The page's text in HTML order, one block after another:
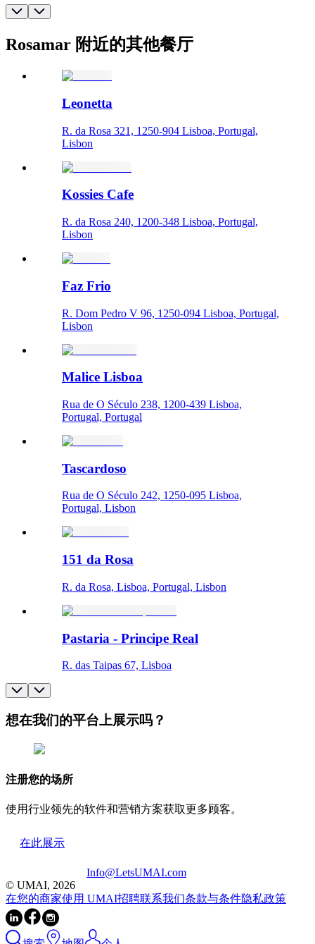
Rosamar 附近的其他餐厅
Leonetta
R. da Rosa 321, 1250-904 Lisboa, Portugal,
Lisbon
Kossies Cafe
R. da Rosa 240, 1200-348 Lisboa, Portugal,
Lisbon
Faz Frio
R. Dom Pedro V 96, 1250-094 Lisboa, Portugal,
Lisbon
Malice Lisboa
Rua de O Século 238, 1200-439 Lisboa,
Portugal, Portugal
Tascardoso
Rua de O Século 242, 1250-095 Lisboa,
Portugal, Lisbon
151 da Rosa
R. da Rosa, Lisboa, Portugal, Lisbon
Pastaria - Principe Real
R. das Taipas 67, Lisboa
想在我们的平台上展示吗？
注册您的场所
使用行业领先的软件和营销方案获取更多顾客。
在此展示
Info@LetsUMAI.com
© UMAI, 2026
在您的商家使用 UMAI招聘联系我们条款与条件隐私政策